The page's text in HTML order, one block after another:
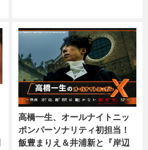
高橋一生、オールナイトニッ
ポンパーソナリティ初担当！
飯豊まりえ＆井浦新と『岸辺